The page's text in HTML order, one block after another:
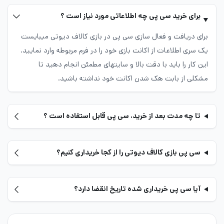
خرید سی پی کالاف
دیوتی موبایل در
ایران
سایت خرید سریع سی پی کالاف دیوتی موبایل با آیدی
خیلی سریعcpرا با قیمت درج شده روی کالا ازفروشگاه ما
خریداری
دارد و با سی پی ما هیجان بازی خود را چندین برابر کنید. شما عزیزان
امکانات غیر رایگان بازی call of duty خود بهره گرفته و لذت یک بازی
برای خرید سی پی چه اطلاعاتی مورد نیاز است ؟
برای دریافت و فعال سازی سی پی در بازی کالاف دیوتی می­بایست
یک سری اطلاعات از اکانت بازی خود را در فرم مربوطه وارد نمایید.
این کار را باید با دقت بالا و سایت­های مطمئن انجام دهید تا
مشکلی از بابت هک شدن اکانت خود نداشته باشید.
تا چه مدت بعد از خرید، سی پی قابل استفاده است ؟
سی پی بازی کالاف دیوتی را از کجا خریداری کنیم؟
آیا سی پی خریداری شده تاریخ انقضا دارد؟